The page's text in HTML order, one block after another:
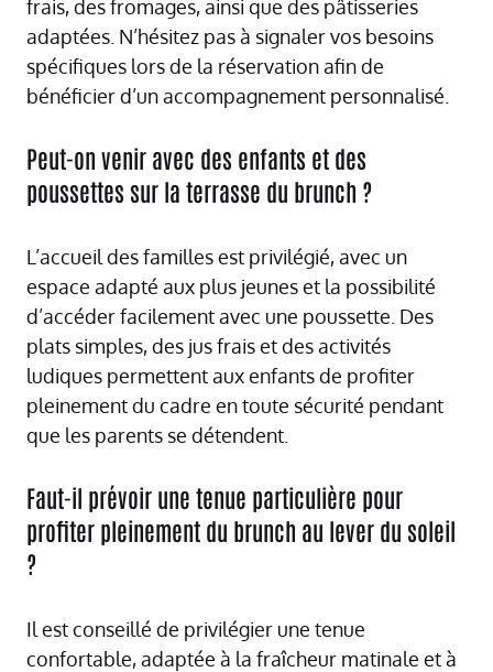
frais, des fromages, ainsi que des pâtisseries
adaptées. N’hésitez pas à signaler vos besoins
spécifiques lors de la réservation afin de
bénéficier d’un accompagnement personnalisé.
Peut-on venir avec des enfants et des
poussettes sur la terrasse du brunch ?
L’accueil des familles est privilégié, avec un
espace adapté aux plus jeunes et la possibilité
d’accéder facilement avec une poussette. Des
plats simples, des jus frais et des activités
ludiques permettent aux enfants de profiter
pleinement du cadre en toute sécurité pendant
que les parents se détendent.
Faut-il prévoir une tenue particulière pour
profiter pleinement du brunch au lever du soleil
?
Il est conseillé de privilégier une tenue
confortable, adaptée à la fraîcheur matinale et à